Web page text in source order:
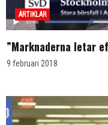
ARTIKLAR
”Marknaderna letar
9 februari 2018